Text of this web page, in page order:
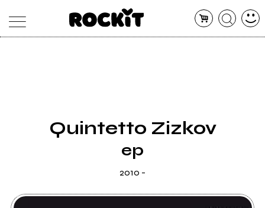
SHOP
RADIO
Quintetto Zizkov
ep
2010 -